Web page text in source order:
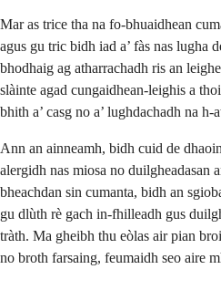
Mar as trice tha na fo-bhuaidhean
agus gu tric bidh iad a’ fàs nas lugha
bhodhaig ag atharrachadh ris an
slàinte agad cungaidhean-leighis a
bhith a’ casg no a’ lughdachadh na h-
Ann an ainneamh, bidh cuid de
alergidh nas miosa no duilgheadasan
bheachdan sin cumanta, bidh an
gu dlùth rè gach in-fhilleadh gus
tràth. Ma gheibh thu eòlas air pian
no broth farsaing, feumaidh seo aire